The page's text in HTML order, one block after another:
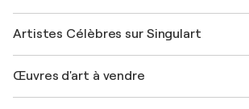
Rejoignez notre programme commercial
Mon compte
+33 1 76 44 06 42
Magazine Singulart
Emplois
Découvrez une sélection d'art original
Se connecter en tant qu'Artiste
Artistes Célèbres sur Singulart
Marc Chagall
Œuvres d'art à vendre